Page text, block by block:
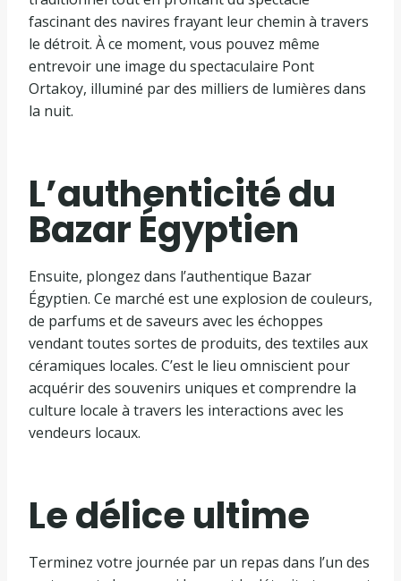
fascinant des navires frayant leur chemin à travers
le détroit. À ce moment, vous pouvez même
entrevoir une image du spectaculaire Pont
Ortakoy, illuminé par des milliers de lumières dans
la nuit.
L’authenticité du
Bazar Égyptien
Ensuite, plongez dans l’authentique Bazar
Égyptien. Ce marché est une explosion de couleurs,
de parfums et de saveurs avec les échoppes
vendant toutes sortes de produits, des textiles aux
céramiques locales. C’est le lieu omniscient pour
acquérir des souvenirs uniques et comprendre la
culture locale à travers les interactions avec les
vendeurs locaux.
Le délice ultime
Terminez votre journée par un repas dans l’un des